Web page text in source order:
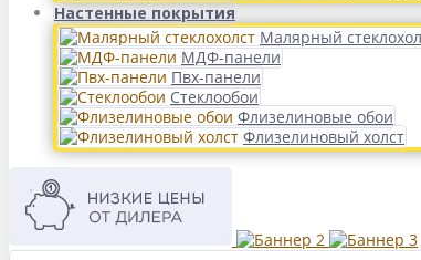
Настенные покрытия
Малярный
МДФ-панели
Пвх-панели
Стеклообои
Флизелиновые обои
Флизелиновый холст